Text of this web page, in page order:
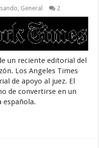
, General 2
un reciente editorial del
Los Angeles Times
de apoyo al juez. El
de convertirse en un
española.